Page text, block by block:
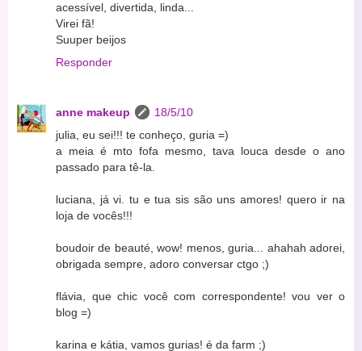
acessível, divertida, linda...
Virei fã!
Suuper beijos
Responder
anne makeup
18/5/10
julia, eu sei!!! te conheço, guria =)
a meia é mto fofa mesmo, tava louca desde o ano
passado para tê-la.
luciana, já vi. tu e tua sis são uns amores! quero ir na
loja de vocês!!!
boudoir de beauté, wow! menos, guria... ahahah adorei,
obrigada sempre, adoro conversar ctgo ;)
flávia, que chic você com correspondente! vou ver o
blog =)
karina e kátia, vamos gurias! é da farm ;)